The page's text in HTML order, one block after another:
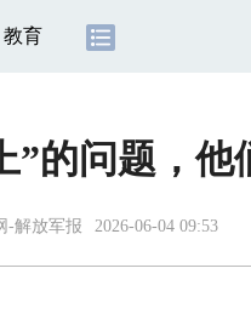
教育
”的问题，他
-解放军报 2026-06-04 09:53